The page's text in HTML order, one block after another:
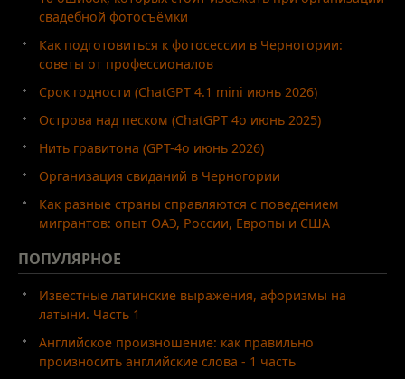
свадебной фотосъёмки
Как подготовиться к фотосессии в Черногории:
советы от профессионалов
Срок годности (ChatGPT 4.1 mini июнь 2026)
Острова над песком (ChatGPT 4o июнь 2025)
Нить гравитона (GPT-4o июнь 2026)
Организация свиданий в Черногории
Как разные страны справляются с поведением
мигрантов: опыт ОАЭ, России, Европы и США
ПОПУЛЯРНОЕ
Известные латинские выражения, афоризмы на
латыни. Часть 1
Английское произношение: как правильно
произносить английские слова - 1 часть